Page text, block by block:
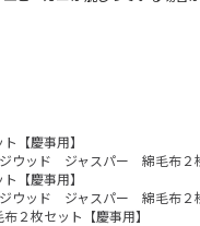
【慶事用】
ウッド ジャスパー 綿毛布２
【慶事用】
ウッド ジャスパー 綿毛布２
２枚セット【慶事用】